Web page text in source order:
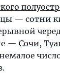
— сотни
— Сочи,